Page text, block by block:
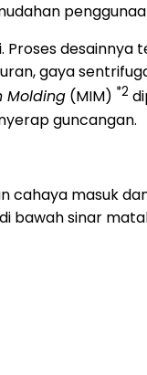
desainnya
gaya
Molding (MIM) *2
guncangan.
masuk
bawah sinar